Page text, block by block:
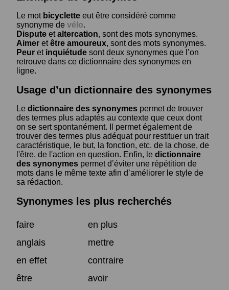
Le mot bicyclette eut être considéré comme
synonyme de vélo.
Dispute etaltercation, sont des mots synonymes.
Aimer etêtre amoureux, sont des mots synonymes.
Peur et inquiétude sont deux synonymes que l’on
retrouve dans ce dictionnaire des synonymes en
ligne.
Usage d’un dictionnaire des synonymes
Le dictionnaire des synonymes permet de trouver
des termes plus adaptés au contexte que ceux dont
on se sert spontanément. Il permet également de
trouver des termes plus adéquat pour restituer un trait
caractéristique, le but, la fonction, etc. de la chose, de
l'être, de l'action en question. Enfin, le dictionnaire
des synonymes permet d’éviter une répétition de
mots dans le même texte afin d’améliorer le style de
sa rédaction.
Synonymes les plus recherchés
faire
en plus
anglais
mettre
en effet
contraire
être
avoir